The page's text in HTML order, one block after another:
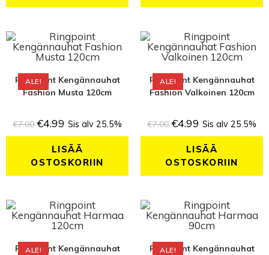
ALE!
Ringpoint Kengännauhat
Fashion Musta 120cm
€7.00 €4.99 Sis alv 25.5%
LISÄÄ
OSTOSKORIIN
ALE!
Ringpoint Kengännauhat
Fashion Valkoinen 120cm
€7.00 €4.99 Sis alv 25.5%
LISÄÄ
OSTOSKORIIN
ALE!
Ringpoint Kengännauhat
ALE!
Ringpoint Kengännauhat